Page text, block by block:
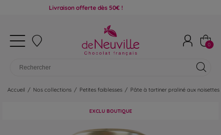
Livraison offerte dès 50€ !
0
Accueil / Nos collections / Petites faiblesses / Pâte à tartiner praliné aux noisettes
EXCLU BOUTIQUE